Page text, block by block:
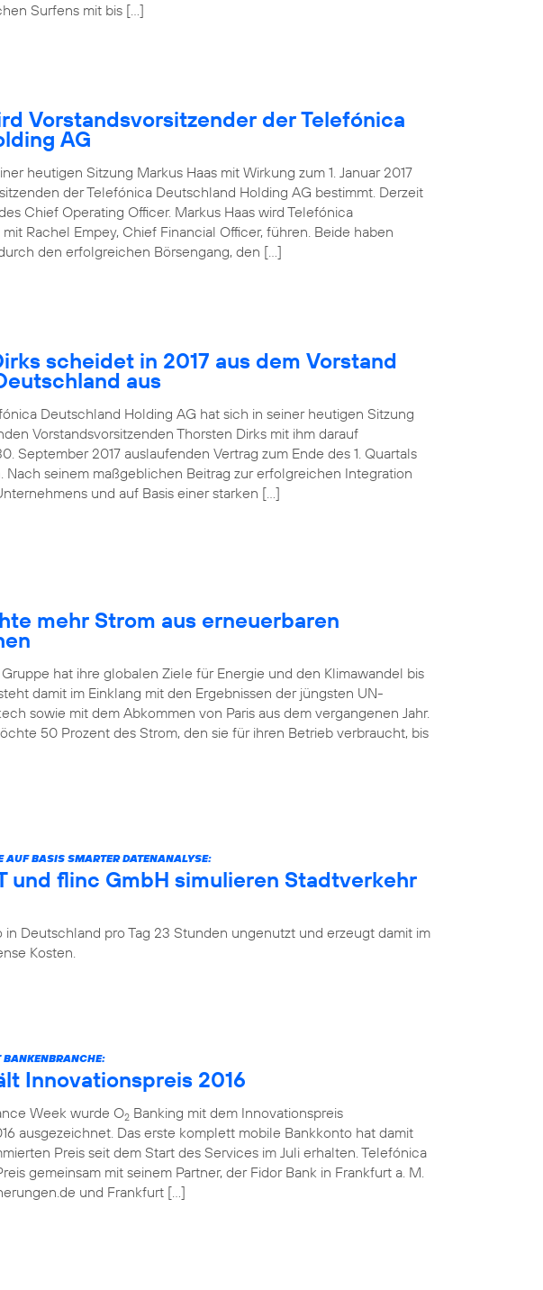
Surfens mit bis […]
Vorstandsvorsitzender der Telefónica
AG
heutigen Sitzung Markus Haas mit Wirkung zum 1. Januar 2017
der Telefónica Deutschland Holding AG bestimmt. Derzeit
Chief Operating Officer. Markus Haas wird Telefónica
Rachel Empey, Chief Financial Officer, führen. Beide haben
den erfolgreichen Börsengang, den […]
scheidet in 2017 aus dem Vorstand
aus
Deutschland Holding AG hat sich in seiner heutigen Sitzung
Vorstandsvorsitzenden Thorsten Dirks mit ihm darauf
September 2017 auslaufenden Vertrag zum Ende des 1. Quartals
Nach seinem maßgeblichen Beitrag zur erfolgreichen Integration
und auf Basis einer starken […]
mehr Strom aus erneuerbaren
hat ihre globalen Ziele für Energie und den Klimawandel bis
damit im Einklang mit den Ergebnissen der jüngsten UN-
sowie mit dem Abkommen von Paris aus dem vergangenen Jahr.
50 Prozent des Strom, den sie für ihren Betrieb verbraucht, bis
AUF BASIS SMARTER DATENANALYSE:
und flinc GmbH simulieren Stadtverkehr
Deutschland pro Tag 23 Stunden ungenutzt und erzeugt damit im
Kosten.
BANKENBRANCHE:
Innovationspreis 2016
Week wurde O2 Banking mit dem Innovationspreis
ausgezeichnet. Das erste komplett mobile Bankkonto hat damit
Preis seit dem Start des Services im Juli erhalten. Telefónica
gemeinsam mit seinem Partner, der Fidor Bank in Frankfurt a. M.
und Frankfurt […]